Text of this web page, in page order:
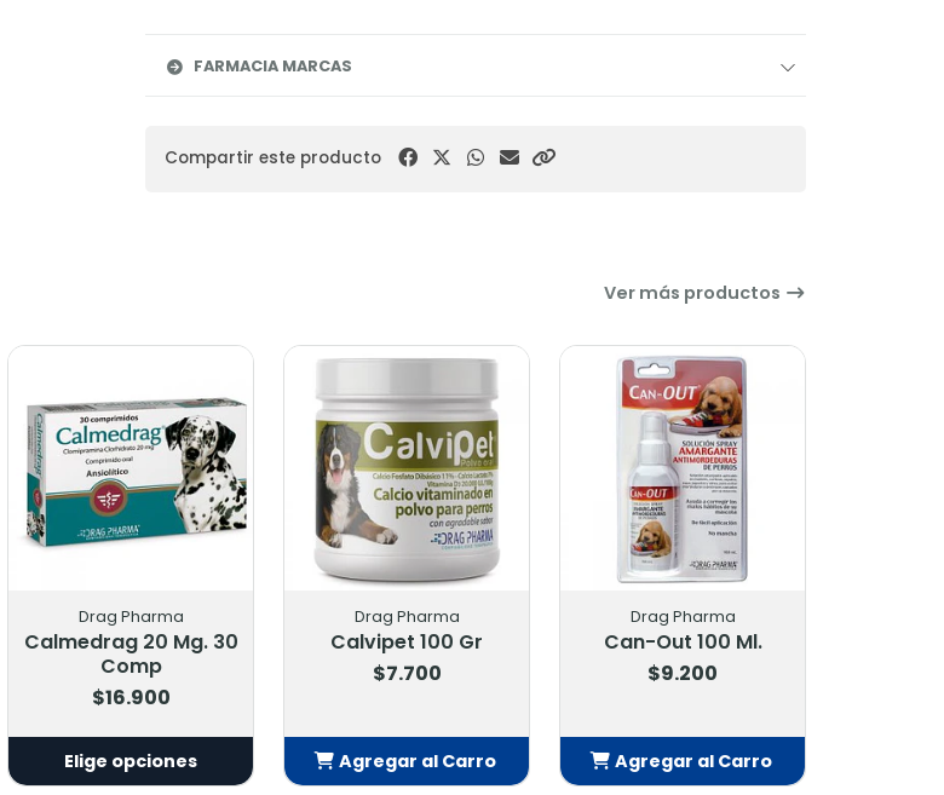
FARMACIA MARCAS
Compartir este producto
Ver más productos
Drag Pharma
Calmedrag 20 Mg. 30
Comp
$16.900
Elige opciones
Drag Pharma
Calvipet 100 Gr
$7.700
Agregar al Carro
Drag Pharma
Can-Out 100 Ml.
$9.200
Agregar al Carro